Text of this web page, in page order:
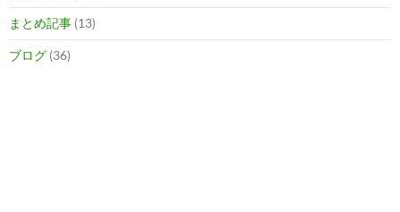
まとめ記事 (13)
ブログ (36)